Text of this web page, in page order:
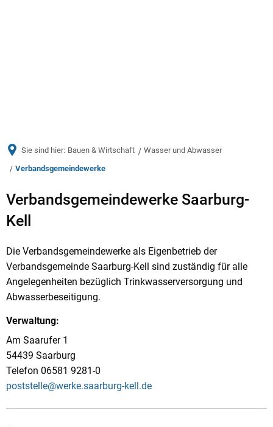
Sie sind hier: Bauen & Wirtschaft
Wasser und Abwasser
Verbandsgemeindewerke
Verbandsgemeindewerke
Verbandsgemeindewerke Saarburg-
Kell
Die Verbandsgemeindewerke als Eigenbetrieb der
Verbandsgemeinde Saarburg-Kell sind zuständig für alle
Angelegenheiten bezüglich Trinkwasserversorgung und
Abwasserbeseitigung.
Verwaltung:
Am Saarufer 1
54439 Saarburg
Telefon 06581 9281-0
poststelle@werke.saarburg-kell.de